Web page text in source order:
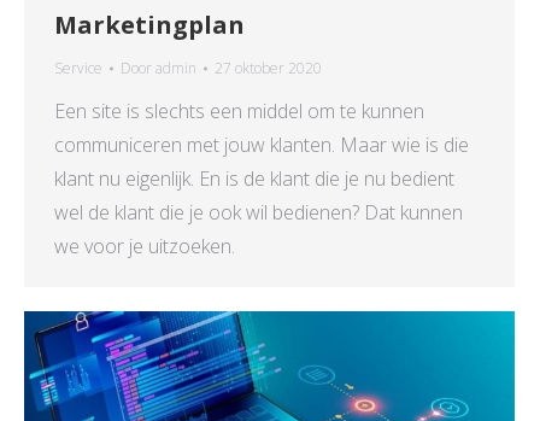
Marketingplan
Service Dooradmin 27 oktober 2020
Een site is slechts een middel om te kunnen
communiceren met jouw klanten. Maar wie is die
klant nu eigenlijk. En is de klant die je nu bedient
wel de klant die je ook wil bedienen? Dat kunnen
we voor je uitzoeken.